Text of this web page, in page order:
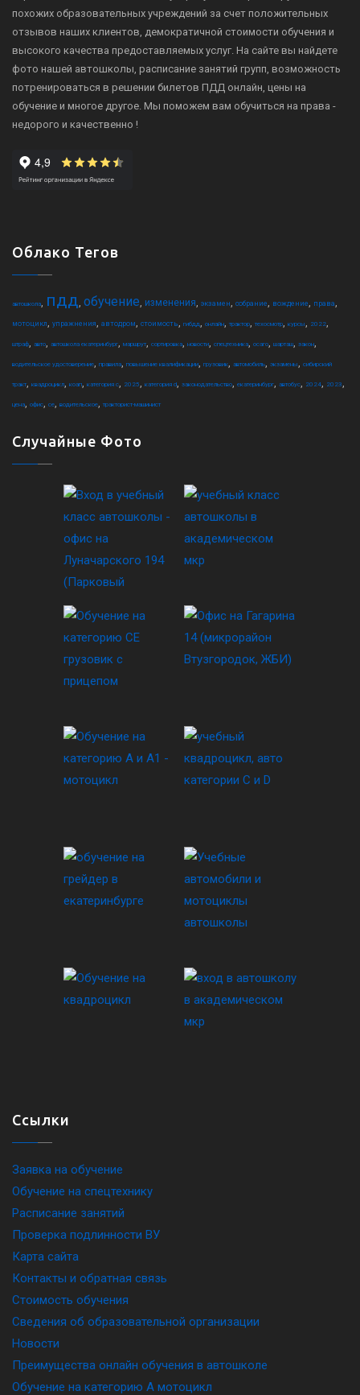
похожих образовательных учреждений за счет положительных
отзывов наших клиентов, демократичной стоимости обучения и
высокого качества предоставляемых услуг. На сайте вы найдете
фото нашей автошколы, расписание занятий групп, возможность
потренироваться в решении билетов ПДД онлайн, цены на
обучение и многое другое. Мы поможем вам обучиться на права -
недорого и качественно !
Облако Тегов
автошкола пдд обучение изменения экзамен собрание вождение права
мотоцикл упражнения автодром стоимость гибдд онлайн трактор техосмотр курсы 2022
штраф авто автошкола екатеринбург маршрут сортировка новости спецтехника осаго шарташ закон
водительское удостоверение правила повышение квалификации грузовик автомобиль экзамены сибирский
тракт квадроцикл коап категория c 2025 категория d законодательство екатеринбург автобус 2024 2023
цена офис ce водительское тракторист-машинист
Случайные Фото
Ссылки
Заявка на обучение
Обучение на спецтехнику
Расписание занятий
Проверка подлинности ВУ
Карта сайта
Контакты и обратная связь
Стоимость обучения
Сведения об образовательной организации
Новости
Преимущества онлайн обучения в автошколе
Обучение на категорию A мотоцикл